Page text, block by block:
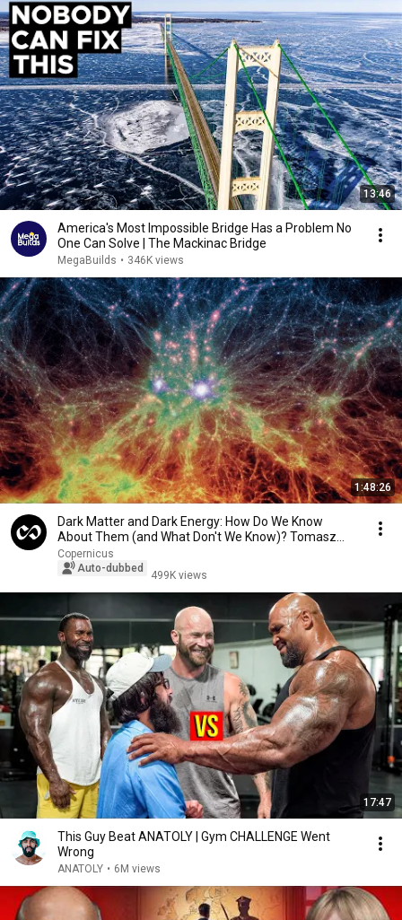
13:46
America's Most Impossible Bridge Has a Problem No
One Can Solve | The Mackinac Bridge
MegaBuilds • 346K views
1:48:26
Dark Matter and Dark Energy: How Do We Know
About Them (and What Don't We Know)? Tomasz
Miller
Copernicus
Auto-dubbed
499K views
17:47
This Guy Beat ANATOLY | Gym CHALLENGE Went
Wrong
ANATOLY • 6M views